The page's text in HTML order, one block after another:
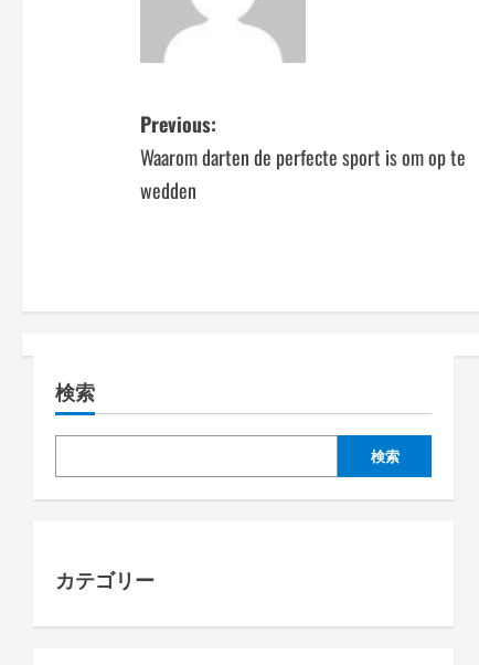
P
o
n
v
i
g
t
i
Previous:
Waarom darten de perfecte sport is om op te
wedden
検索
検索
カテゴリー